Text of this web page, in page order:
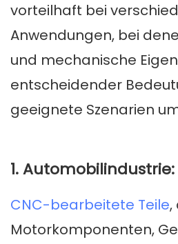
vorteilhaft bei
Anwendungen, bei
und mechanische
entscheidender
geeignete Szenarien
1. Automobilindustrie:
CNC-bearbeitete Teile,
Motorkomponenten,